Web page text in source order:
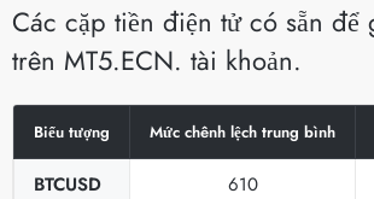
Các cặp tiền điện tử có sẵn để
trên MT5.ECN. tài khoản.
Biểu tượng Mức chênh lệch trung bình
BTCUSD 610